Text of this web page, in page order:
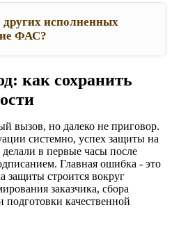
исполненных
ФАС?
как сохранить
вызов, но далеко не приговор.
системно, успех защиты на
в первые часы после
Главная ошибка - это
защиты строится вокруг
заказчика, сбора
подготовки качественной